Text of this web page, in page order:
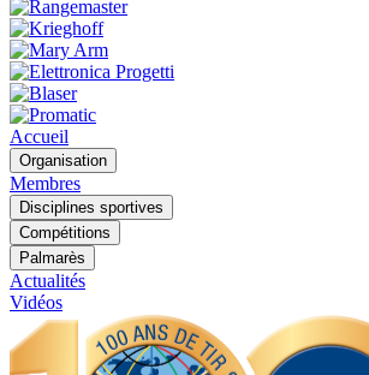
Accueil
Organisation
Membres
Disciplines sportives
Compétitions
Palmarès
Actualités
Vidéos